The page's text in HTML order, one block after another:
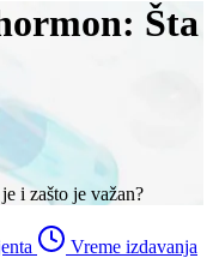
Šta
i zašto je važan?
Vreme izdavanja